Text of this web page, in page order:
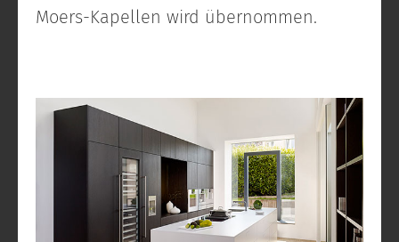
Moers-Kapellen wird übernommen.